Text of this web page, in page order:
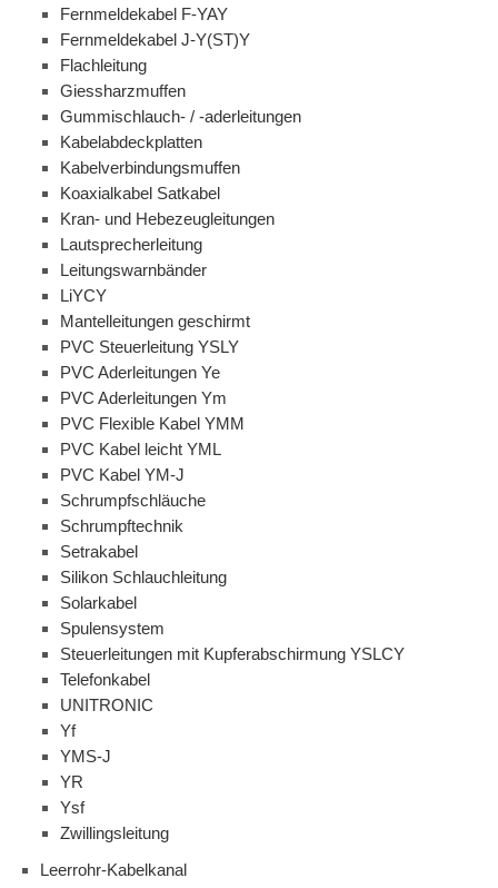
Fernmeldekabel F-YAY
Fernmeldekabel J-Y(ST)Y
Flachleitung
Giessharzmuffen
Gummischlauch- / -aderleitungen
Kabelabdeckplatten
Kabelverbindungsmuffen
Koaxialkabel Satkabel
Kran- und Hebezeugleitungen
Lautsprecherleitung
Leitungswarnbänder
LiYCY
Mantelleitungen geschirmt
PVC Steuerleitung YSLY
PVC Aderleitungen Ye
PVC Aderleitungen Ym
PVC Flexible Kabel YMM
PVC Kabel leicht YML
PVC Kabel YM-J
Schrumpfschläuche
Schrumpftechnik
Setrakabel
Silikon Schlauchleitung
Solarkabel
Spulensystem
Steuerleitungen mit Kupferabschirmung YSLCY
Telefonkabel
UNITRONIC
Yf
YMS-J
YR
Ysf
Zwillingsleitung
Leerrohr-Kabelkanal